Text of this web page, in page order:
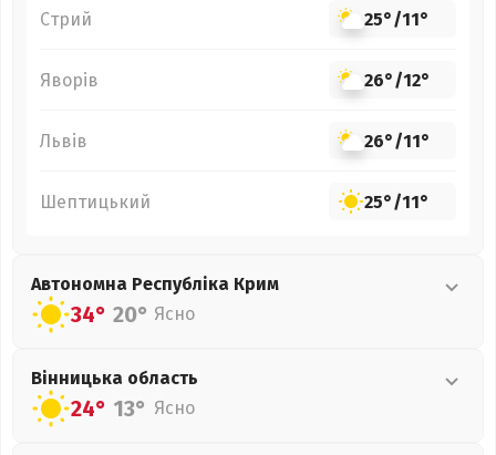
Стрий 25°/11°
Яворів 26°/12°
Львів 26°/11°
Шептицький 25°/11°
Автономна Республіка Крим
34° 20° Ясно
Вінницька область
24° 13° Ясно